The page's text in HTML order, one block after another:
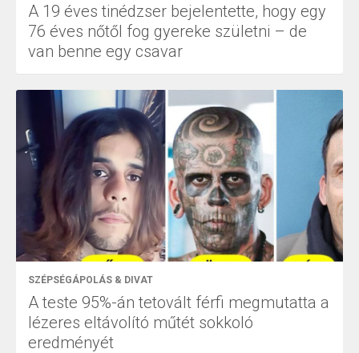
A 19 éves tinédzser bejelentette, hogy egy
76 éves nőtől fog gyereke születni – de
van benne egy csavar
SZÉPSÉGÁPOLÁS & DIVAT
A teste 95%-án tetovált férfi megmutatta a
lézeres eltávolító műtét sokkoló
eredményét